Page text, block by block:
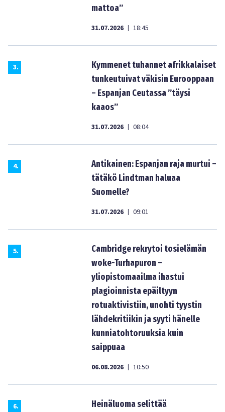
mattoa”
31.07.2026 | 18:45
3.
Kymmenet tuhannet afrikkalaiset
tunkeutuivat väkisin Eurooppaan
– Espanjan Ceutassa ”täysi
kaaos”
31.07.2026 | 08:04
4.
Antikainen: Espanjan raja murtui –
tätäkö Lindtman haluaa
Suomelle?
31.07.2026 | 09:01
5.
Cambridge rekrytoi tosielämän
woke-Turhapuron –
yliopistomaailma ihastui
plagioinnista epäiltyyn
rotuaktivistiin, unohti tyystin
lähdekritiikin ja syyti hänelle
kunniatohtoruuksia kuin
saippuaa
06.08.2026 | 10:50
6.
Heinäluoma selittää